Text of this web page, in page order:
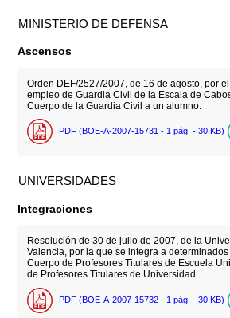
MINISTERIO DE DEFENSA
Ascensos
Orden DEF/2527/2007, de 16 de agosto, por
empleo de Guardia Civil de la Escala de
Cuerpo de la Guardia Civil a un alumno.
PDF (BOE-A-2007-15731 - 1 pág. - 30 KB)
UNIVERSIDADES
Integraciones
Resolución de 30 de julio de 2007, de la
Valencia, por la que se integra a determinados
Cuerpo de Profesores Titulares de Escuela
de Profesores Titulares de Universidad.
PDF (BOE-A-2007-15732 - 1 pág. - 30 KB)